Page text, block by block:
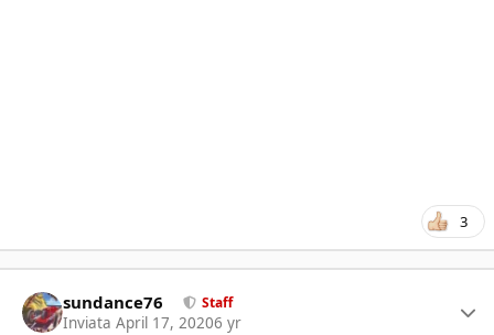
3
sundance76 Staff
Inviata April 17, 20206 yr